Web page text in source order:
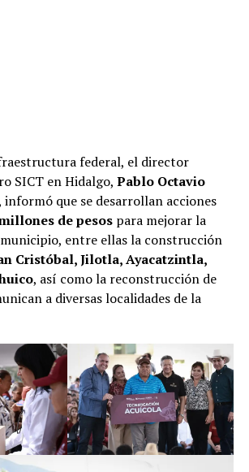
federal, el director
SICT en Hidalgo, Pablo Octavio
informó que se desarrollan acciones
de pesospara mejorar la
entre ellas la construcción
Cristóbal, Jilotla, Ayacatzintla,
, así como la reconstrucción de
a diversas localidades de la